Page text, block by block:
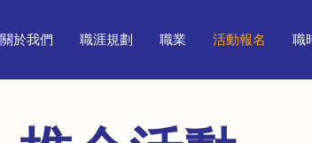
關於我們 職涯規劃 職業 活動報名 職